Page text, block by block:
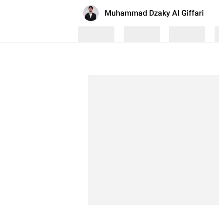
Muhammad Dzaky Al Giffari